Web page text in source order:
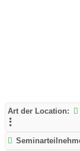
Art der Location: